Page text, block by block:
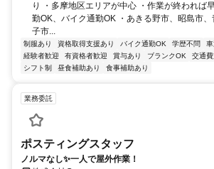
り ・多摩地区エリアが中心 ・作業が終われば
勤OK、バイク通勤OK ・あきる野市、昭島市
子市...
制服あり 資格取得支援あり バイク通勤OK 学歴不問
経験者歓迎
有資格者歓迎 賞与あり ブランクOK 交通
シフト制
昼食補助あり 食事補助あり
業務委託
ポスティングスタッフ
ノルマなし✨一人で屋外作業！